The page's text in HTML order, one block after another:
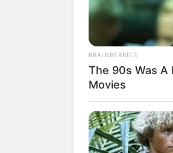
ไพ่
BRAINBERRIES
The 90s Was A
Movies